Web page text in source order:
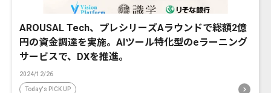
AROUSAL Tech、プレシリーズAラウンドで総額2億
円の資金調達を実施。AIツール特化型のeラーニング
サービスで、DXを推進。
2024/12/26
Today's PICK UP